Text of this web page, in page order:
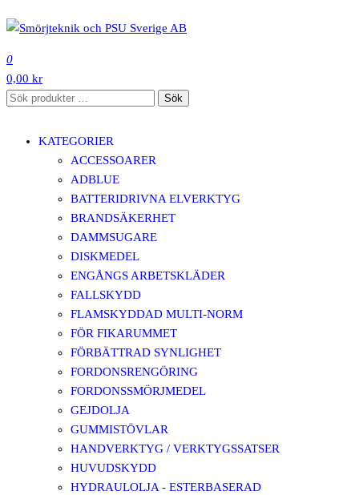
till
innehåll
0
0,00 kr
Sök
Sök
KATEGORIER
ACCESSOARER
ADBLUE
BATTERIDRIVNA ELVERKTYG
BRANDSÄKERHET
DAMMSUGARE
DISKMEDEL
ENGÅNGS ARBETSKLÄDER
FALLSKYDD
FLAMSKYDDAD MULTI-NORM
FÖR FIKARUMMET
FÖRBÄTTRAD SYNLIGHET
FORDONSRENGÖRING
FORDONSSMÖRJMEDEL
GEJDOLJA
GUMMISTÖVLAR
HANDVERKTYG / VERKTYGSSATSER
HUVUDSKYDD
HYDRAULOLJA - ESTERBASERAD